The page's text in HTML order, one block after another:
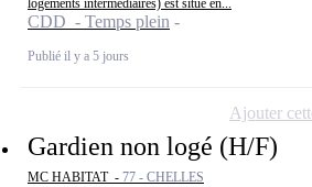
logements intermédiaires) est situé en...
CDD - Temps plein
Publié il y a 5 jours
Gardien non logé (H/F)
MC HABITAT - 77 - CHELLES
Ajouter